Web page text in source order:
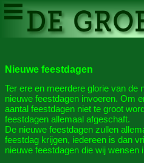
Nieuwe feestdagen
Ter ere en meerdere glorie van de
nieuwe feestdagen invoeren. Om
aantal feestdagen niet te groot
feestdagen allemaal afgeschaft.
De nieuwe feestdagen zullen
feestdag krijgen, iedereen is dan
nieuwe feestdagen die wij wensen